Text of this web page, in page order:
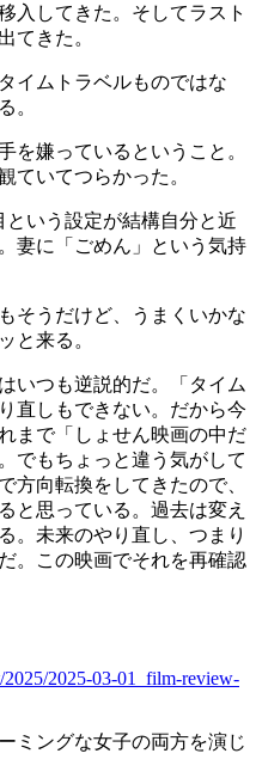
入してきた。そしてラスト
てきた。
イムトラベルものではな
。
を嫌っているということ。
ていてつらかった。
いう設定が結構自分と近
妻に「ごめん」という気持
そうだけど、うまくいかな
と来る。
いつも逆説的だ。「タイム
直しもできない。だから今
まで「しょせん映画の中だ
でもちょっと違う気がして
方向転換をしてきたので、
と思っている。過去は変え
。未来のやり直し、つまり
。この映画でそれを再確認
2025/2025-03-01_film-review-
ミングな女子の両方を演じ